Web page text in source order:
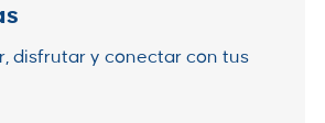
disfrutar y conectar con tus